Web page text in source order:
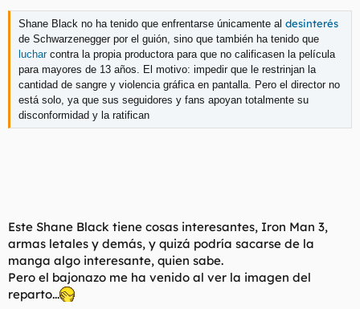
Shane Black no ha tenido que enfrentarse únicamente al desinterés
de Schwarzenegger por el guión, sino que también ha tenido que
lucharcontra la propia productora para que no calificasen la película
para mayores de 13 años . El motivo: impedir que le restrinjan la
cantidad de sangre y violencia gráfica en pantalla. Pero el director no
está solo, ya que sus seguidores y fans apoyan totalmente su
disconformidad y la ratifican
Este Shane Black tiene cosas interesantes, Iron Man 3,
armas letales y demás, y quizá podría sacarse de la
manga algo interesante, quien sabe.
Pero el bajonazo me ha venido al ver la imagen del
reparto...